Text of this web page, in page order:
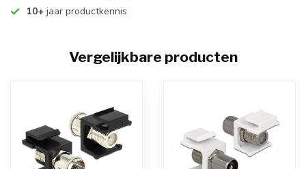
10+ jaar productkennis
Vergelijkbare producten